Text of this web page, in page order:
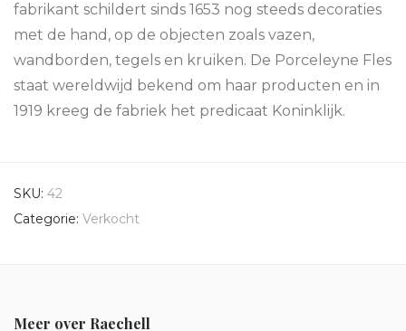
fabrikant schildert sinds 1653 nog steeds decoraties
met de hand, op de objecten zoals vazen,
wandborden, tegels en kruiken. De Porceleyne Fles
staat wereldwijd bekend om haar producten en in
1919 kreeg de fabriek het predicaat Koninklijk.
SKU: 42
Categorie: Verkocht
Meer over Raechell